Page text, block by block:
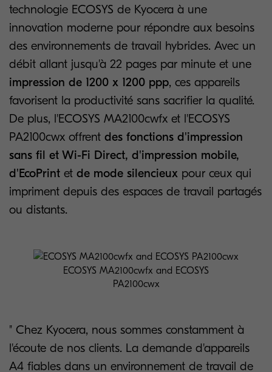
technologie ECOSYS de Kyocera à une
innovation moderne pour répondre aux besoins
des environnements de travail hybrides. Avec un
débit allant jusqu'à 22 pages par minute et une
impression de 1200 x 1200 ppp, ces appareils
favorisent la productivité sans sacrifier la qualité.
De plus, l'ECOSYS MA2100cwfx et l'ECOSYS
PA2100cwx offrent des fonctions d'impression
sans fil et Wi-Fi Direct, d'impression mobile,
d'EcoPrint et de mode silencieux pour ceux qui
impriment depuis des espaces de travail partagés
ou distants.
ECOSYS MA2100cwfx and ECOSYS
PA2100cwx
" Chez Kyocera, nous sommes constamment à
l'écoute de nos clients. La demande d'appareils
A4 fiables dans un environnement de travail de